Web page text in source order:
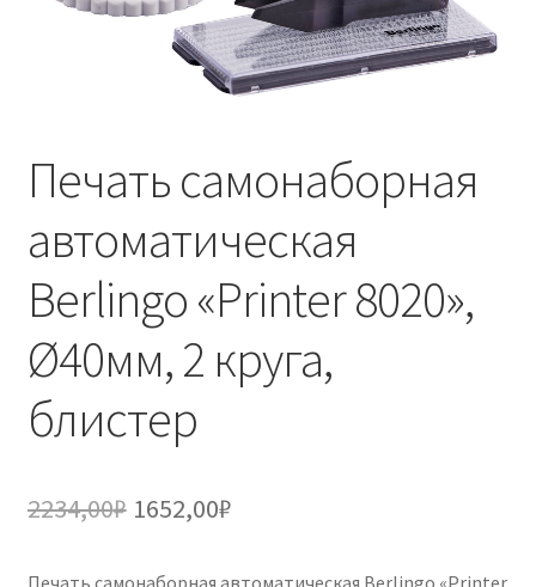
Печать самонаборная
автоматическая
Berlingo «Printer 8020»,
Ø40мм, 2 круга,
блистер
2234,00₽ Первоначальная
1652,00₽Текущая